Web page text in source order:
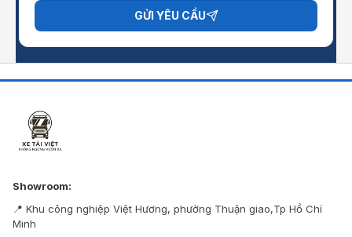
GỬI YÊU CẦU
Showroom:
📍 Khu công nghiệp Việt Hương, phường Thuận giao,Tp Hồ Chí
Minh